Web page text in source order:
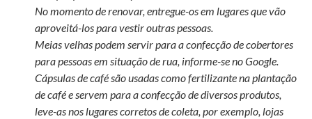
No momento de renovar, entregue-os em lugares que vão
aproveitá-los para vestir outras pessoas.
Meias velhas podem servir para a confecção de cobertores
para pessoas em situação de rua, informe-se no Google.
Cápsulas de café são usadas como fertilizante na plantação
de café e servem para a confecção de diversos produtos,
leve-as nos lugares corretos de coleta, por exemplo, lojas